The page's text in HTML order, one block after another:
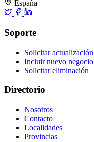
España
Soporte
Solicitar actualización
Incluir nuevo negocio
Solicitar eliminación
Directorio
Nosotros
Contacto
Localidades
Provincias